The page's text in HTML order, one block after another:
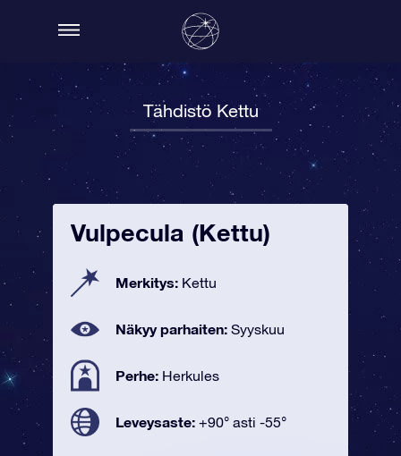
Tähdistö Kettu
Vulpecula (Kettu)
Merkitys: Kettu
Näkyy parhaiten: Syyskuu
Perhe: Herkules
Leveysaste: +90° asti -55°